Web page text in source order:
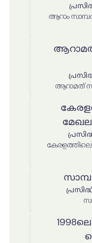
ആറാം
ആറാമത്